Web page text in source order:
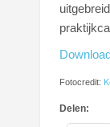
Fotocredit:
Delen: